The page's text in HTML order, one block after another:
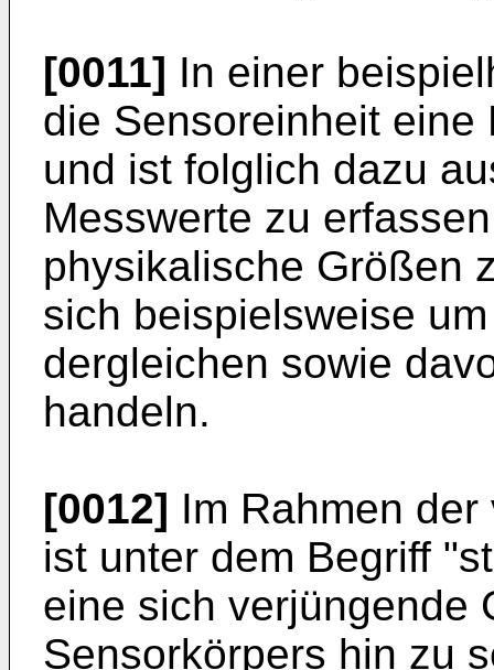
[0011] In einer
die Sensoreinheit
und ist folglich dazu
Messwerte zu
physikalische Größen
sich beispielsweise
dergleichen sowie
handeln.
[0012] Im Rahmen
ist unter dem Begriff
eine sich verjüngende
Sensorkörpers hin zu